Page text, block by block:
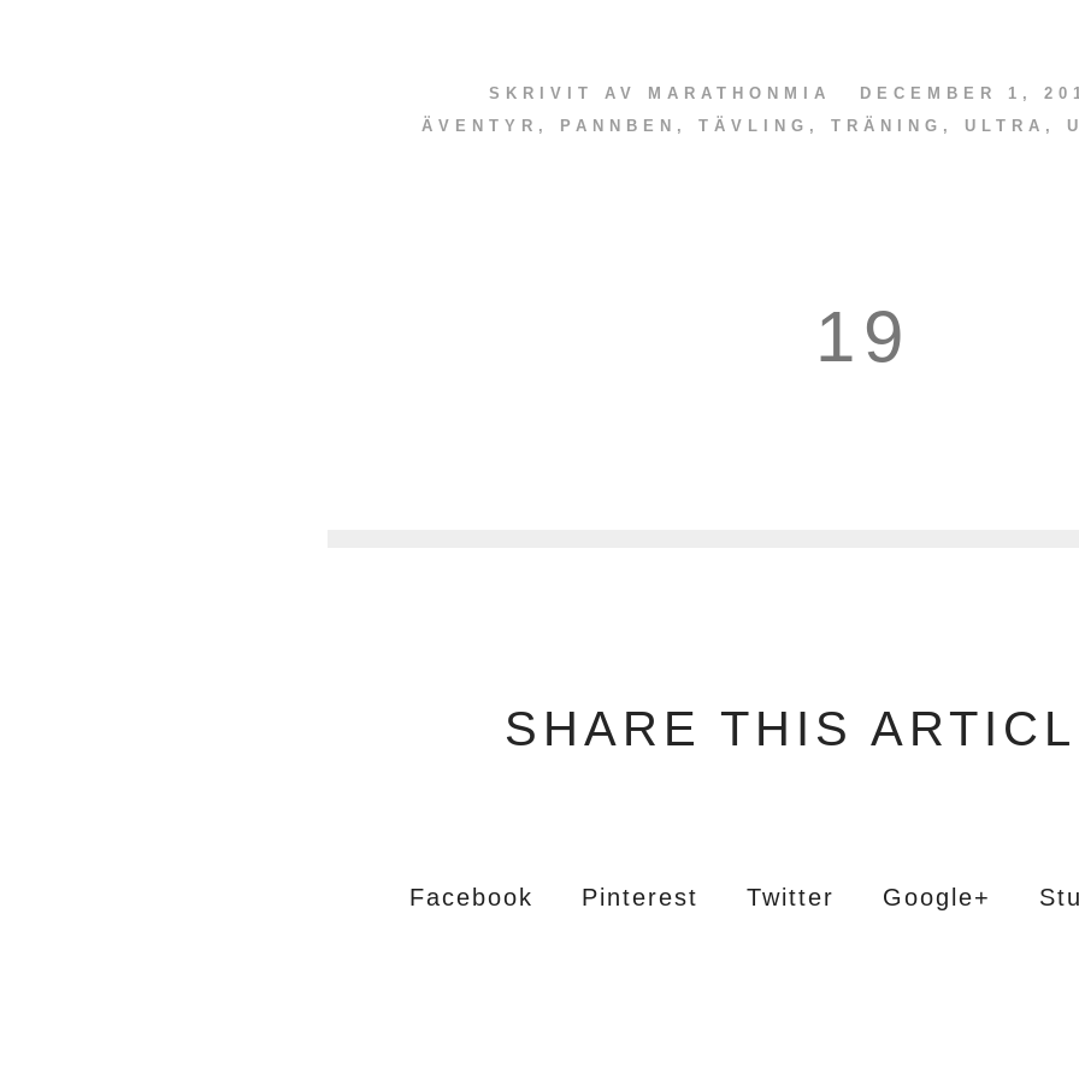
SKRIVIT AV MARATHONMIA
DECEMBER 1,
ÄVENTYR , PANNBEN , TÄVLING , TRÄNING , ULTRA ,
19
SHARE THIS
Facebook Pinterest Twitter Google+